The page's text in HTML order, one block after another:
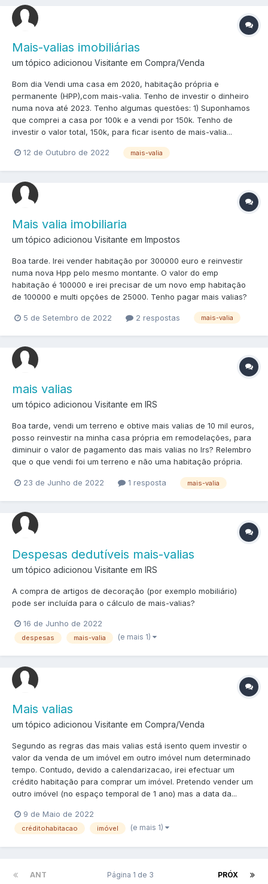
Mais-valias imobiliárias
um tópico adicionou Visitante em Compra/Venda
Bom dia Vendi uma casa em 2020, habitação própria e
permanente (HPP),com mais-valia. Tenho de investir o dinheiro
numa nova até 2023. Tenho algumas questões: 1) Suponhamos
que comprei a casa por 100k e a vendi por 150k. Tenho de
investir o valor total, 150k, para ficar isento de mais-valia...
12 de Outubro de 2022 mais-valia
Mais valia imobiliaria
um tópico adicionou Visitante em Impostos
Boa tarde. Irei vender habitação por 300000 euro e reinvestir
numa nova Hpp pelo mesmo montante. O valor do emp
habitação é 100000 e irei precisar de um novo emp habitação
de 100000 e multi opções de 25000. Tenho pagar mais valias?
5 de Setembro de 2022 2 respostas mais-valia
mais valias
um tópico adicionou Visitante em IRS
Boa tarde, vendi um terreno e obtive mais valias de 10 mil euros,
posso reinvestir na minha casa própria em remodelações, para
diminuir o valor de pagamento das mais valias no Irs? Relembro
que o que vendi foi um terreno e não uma habitação própria.
23 de Junho de 2022 1 resposta mais-valia
Despesas dedutíveis mais-valias
um tópico adicionou Visitante em IRS
A compra de artigos de decoração (por exemplo mobiliário)
pode ser incluída para o cálculo de mais-valias?
16 de Junho de 2022
despesas mais-valia (e mais 1)
Mais valias
um tópico adicionou Visitante em Compra/Venda
Segundo as regras das mais valias está isento quem investir o
valor da venda de um imóvel em outro imóvel num determinado
tempo. Contudo, devido a calendarizacao, irei efectuar um
crédito habitação para comprar um imóvel. Pretendo vender um
outro imóvel (no espaço temporal de 1 ano) mas a data da...
9 de Maio de 2022
créditohabitacao imóvel (e mais 1)
ANT PRÓX
Página 1 de 3